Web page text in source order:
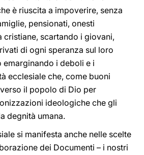
è riuscita a impoverire, senza
pensionati, onesti
cristiane, scartando i giovani,
di ogni speranza sul loro
i deboli e i
ecclesiale che, come buoni
il popolo di Dio per
ideologiche che gli
degnità umana.
si manifesta anche nelle scelte
dei Documenti – i nostri